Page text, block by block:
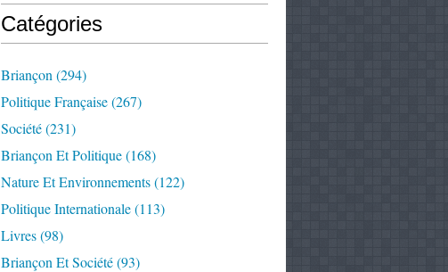
Catégories
Briançon (294)
Politique Française(267)
Société(231)
Briançon Et Politique(168)
Nature Et Environnements(122)
Politique Internationale(113)
Livres(98)
Briançon Et Société(93)